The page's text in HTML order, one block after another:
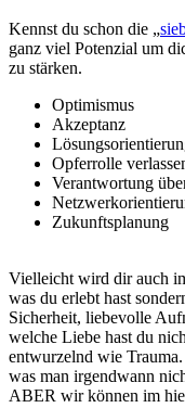
Kennst du schon die „
ganz viel Potenzial um
zu stärken.
Optimismus
Akzeptanz
Opferrolle
Verantwortung
Zukunftsplanung
Vielleicht wird dir auch
was du erlebt hast
Sicherheit, liebevolle
welche Liebe hast du
entwurzelnd wie
was man irgendwann
ABER wir können im